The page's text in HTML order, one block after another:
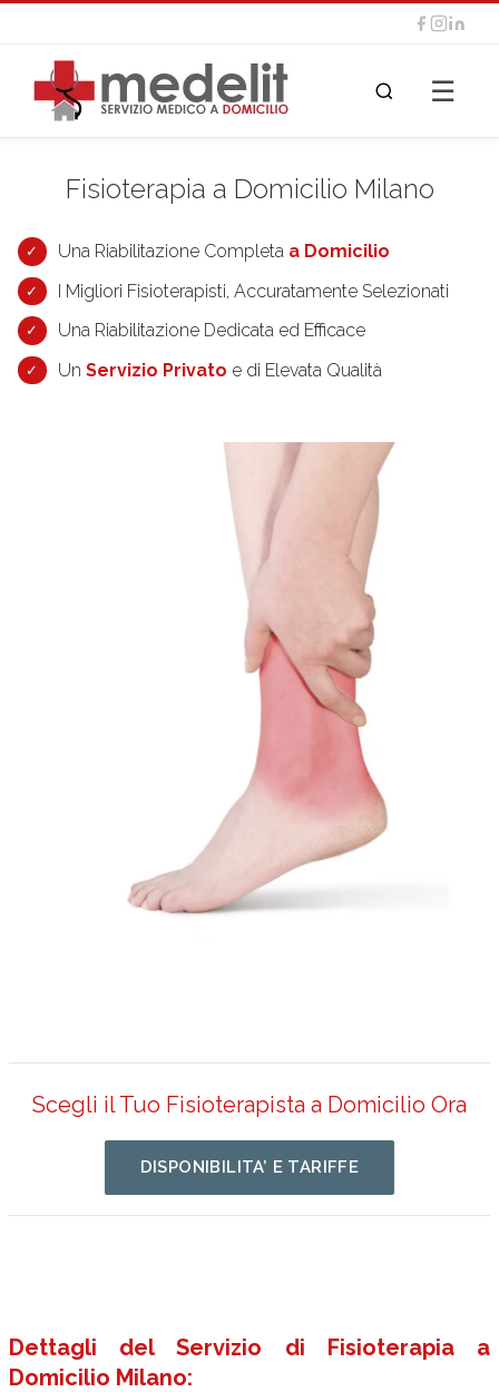
☰
Fisioterapia a Domicilio Milano
Una Riabilitazione Completa a Domicilio
I Migliori Fisioterapisti, Accuratamente Selezionati
Una Riabilitazione Dedicata ed Efficace
Un Servizio Privato e di Elevata Qualità
Scegli il Tuo Fisioterapista a Domicilio Ora
DISPONIBILITA’ E TARIFFE
Dettagli del Servizio di Fisioterapia a
Domicilio Milano: